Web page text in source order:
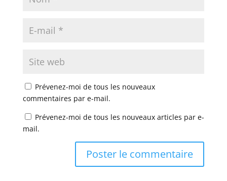
Prévenez-moi de tous les nouveaux
commentaires par e-mail.
Prévenez-moi de tous les nouveaux articles par e-
mail.